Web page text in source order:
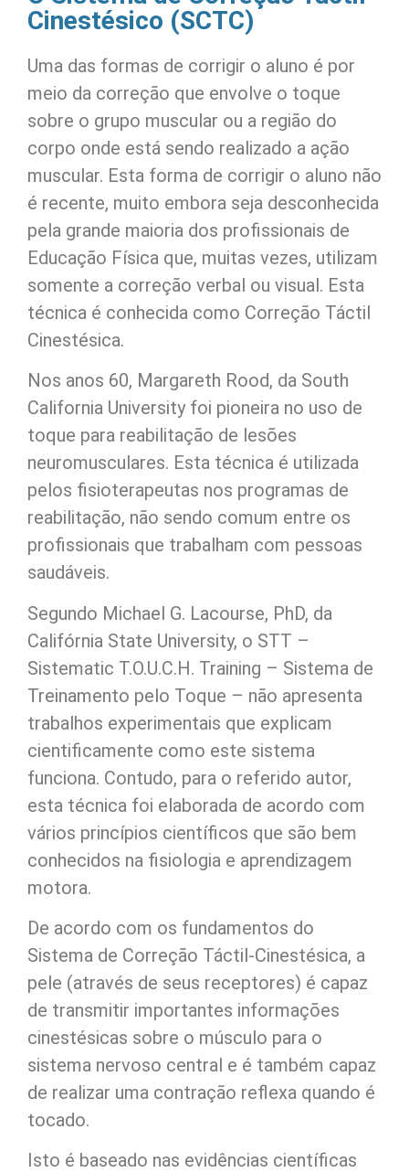
Cinestésico (SCTC)
Uma das formas de corrigir o aluno é por
meio da correção que envolve o toque
sobre o grupo muscular ou a região do
corpo onde está sendo realizado a ação
muscular. Esta forma de corrigir o aluno não
é recente, muito embora seja desconhecida
pela grande maioria dos profissionais de
Educação Física que, muitas vezes, utilizam
somente a correção verbal ou visual. Esta
técnica é conhecida como Correção Táctil
Cinestésica.
Nos anos 60, Margareth Rood, da South
California University foi pioneira no uso de
toque para reabilitação de lesões
neuromusculares. Esta técnica é utilizada
pelos fisioterapeutas nos programas de
reabilitação, não sendo comum entre os
profissionais que trabalham com pessoas
saudáveis.
Segundo Michael G. Lacourse, PhD, da
Califórnia State University, o STT –
Sistematic T.O.U.C.H. Training – Sistema de
Treinamento pelo Toque – não apresenta
trabalhos experimentais que explicam
cientificamente como este sistema
funciona. Contudo, para o referido autor,
esta técnica foi elaborada de acordo com
vários princípios científicos que são bem
conhecidos na fisiologia e aprendizagem
motora.
De acordo com os fundamentos do
Sistema de Correção Táctil-Cinestésica, a
pele (através de seus receptores) é capaz
de transmitir importantes informações
cinestésicas sobre o músculo para o
sistema nervoso central e é também capaz
de realizar uma contração reflexa quando é
tocado.
Isto é baseado nas evidências científicas